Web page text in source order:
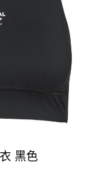
衣 黑色